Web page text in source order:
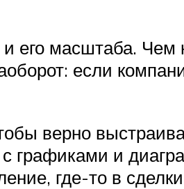
его масштаба. Чем
если
верно
графиками и
где-то в